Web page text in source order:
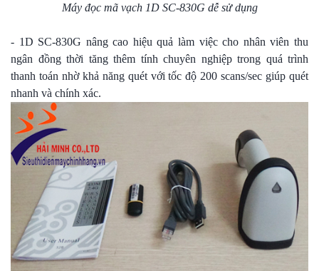
Máy đọc mã vạch 1D SC-830G dễ sử dụng
- 1D SC-830G nâng cao hiệu quả làm việc cho nhân viên thu
ngân đồng thời tăng thêm tính chuyên nghiệp trong quá trình
thanh toán nhờ khả năng quét với tốc độ 200 scans/sec giúp quét
nhanh và chính xác.